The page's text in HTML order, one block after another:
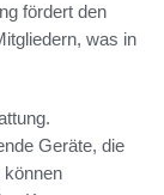
fördert den
was in
Geräte, die
können